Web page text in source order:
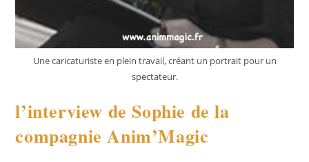
Une caricaturiste en plein travail, créant un portrait pour un
spectateur.
l’interview de Sophie de la
compagnie Anim’Magic